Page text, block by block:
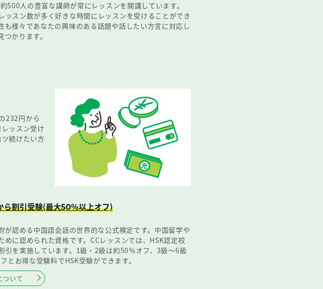
500人の豊富な講師が常にレッスンを開講しています。
ッスン数が多く好きな時間にレッスンを受けることができ
も様々であなたの興味のある話題や話したい方言に対応し
かります。
232円から
ッスン受け
続けたい方
ら割引受験(最大50％以上オフ)
が認める中国語会話の世界的な公式検定です。中国留学や
めに認められた資格です。CCレッスンでは、HSK認定校
引を実施しています。1級・2級は約50％オフ、3級～6級
とお得な受験料でHSK受験ができます。
ついて